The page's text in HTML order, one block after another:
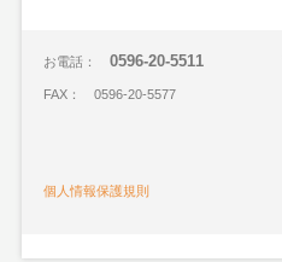
お電話：0596-20-5511
FAX： 0596-20-5577
個人情報保護規則